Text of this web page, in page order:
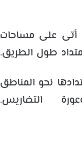
أتى على مساحات
طول الطريق.
نحو المناطق
التضاريس.